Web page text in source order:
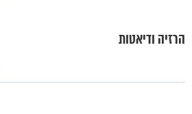
הרזיה ודיאטות